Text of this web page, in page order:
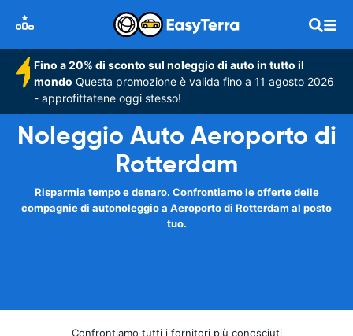
Fino a 20% di sconto sul noleggio di auto in tutto il
mondo Questa promozione è valida fino a 11 agosto 2026
- approfittatene oggi stesso!
Noleggio Auto Aeroporto di
Rotterdam
Risparmia tempo e denaro. Confrontiamo le offerte delle
compagnie di autonoleggio a Aeroporto di Rotterdam al posto
tuo.
Confrontiamo tutti i fornitori più conosciuti